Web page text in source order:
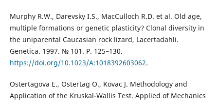
Murphy R.W., Darevsky I.S., MacCulloch R.D. et al. Old age,
multiple formations or genetic plasticity? Clonal diversity in
the uniparental Caucasian rock lizard, Lacertadahli.
Genetica. 1997. № 101. P. 125–130.
https://doi.org/10.1023/A:1018392603062.
Ostertagova E., Ostertag O., Kovac J. Methodology and
Application of the Kruskal-Wallis Test. Applied of Mechanics